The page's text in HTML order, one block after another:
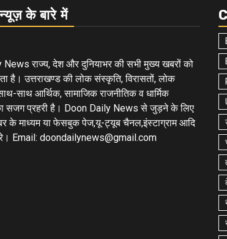
के बारे में
राज्य, देश और दुनियाभर की सभी मुख्य खबरों को
है। उत्तराखण्ड की लोक संस्कृति, विरासतों, लोक
साथ आर्थिक, सामाजिक राजनीतिक व धार्मिक
का सजग प्रहरी है। Doon Daily News से जुड़ने के लिए
के माध्यम या फेसबुक पेज,यू-ट्यूब चैनल,इंस्टाग्राम आदि
Email: doondailynews@gmail.com